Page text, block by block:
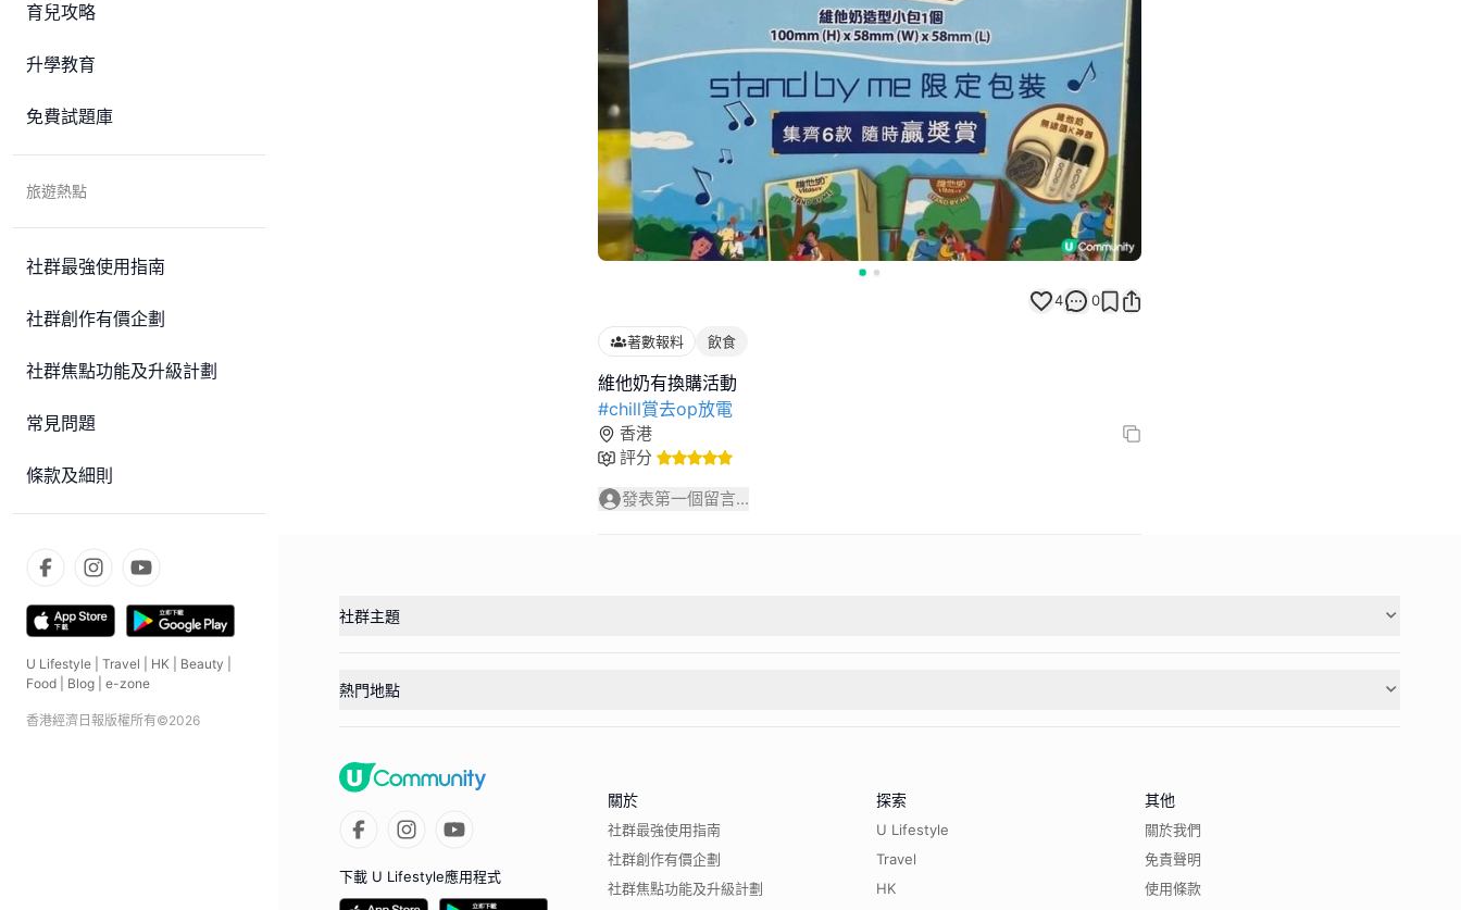
育兒攻略
升學教育
免費試題庫
旅遊熱點
社群最強使用指南
社群創作有價企劃
社群焦點功能及升級計劃
常見問題
條款及細則
U Lifestyle Travel HK Beauty
Food
Blog e-zone
香港經濟日報版權所有©2026
4 0
著數報料 飲食
#chill賞去op放電
香港
評分
發表第一個留言...
社群主題
熱門地點
下載 U Lifestyle應用程式
關於
社群最強使用指南
社群創作有價企劃
社群焦點功能及升級計劃
探索
U Lifestyle
Travel
HK
其他
關於我們
免責聲明
使用條款